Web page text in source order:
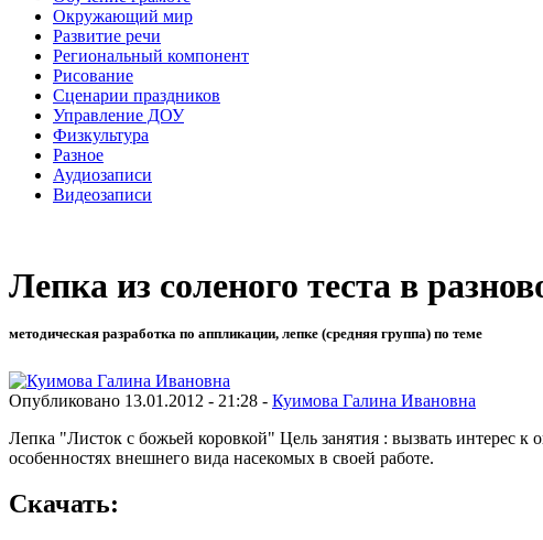
Окружающий мир
Развитие речи
Региональный компонент
Рисование
Сценарии праздников
Управление ДОУ
Физкультура
Разное
Аудиозаписи
Видеозаписи
Лепка из соленого теста в
методическая разработка по аппликации, лепке (средняя группа) по теме
Опубликовано 13.01.2012 - 21:28 - Куимова Галина Ивановна
Лепка "Листок с божьей коровкой" Цель занятия : вызвать интерес
особенностях внешнего вида насекомых в своей работе.
Скачать: